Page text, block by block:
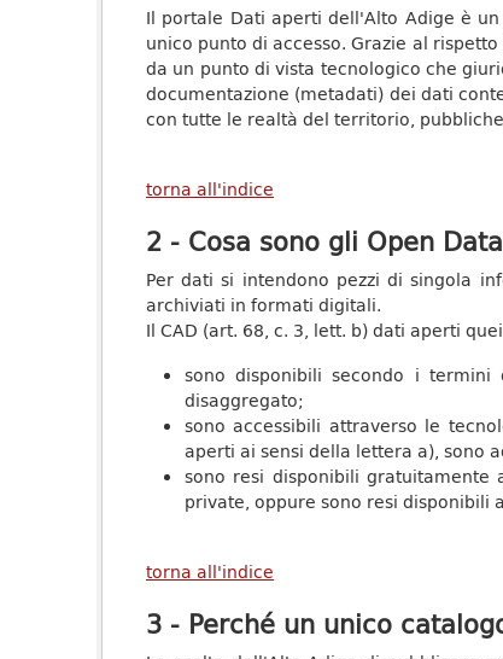
Il portale Dati aperti dell'Alto Adige è
unico punto di accesso. Grazie al
da un punto di vista tecnologico che
documentazione (metadati) dei dati
con tutte le realtà del territorio,
torna all'indice
2 - Cosa sono gli Open
Per dati si intendono pezzi di singola
archiviati in formati digitali.
Il CAD (art. 68, c. 3, lett. b) dati aperti
sono disponibili secondo i
disaggregato;
sono accessibili attraverso le
aperti ai sensi della lettera a), sono
sono resi disponibili
private, oppure sono resi disponibili
torna all'indice
3 - Perché un unico